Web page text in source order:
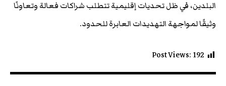
البلدين، في ظل تحديات إقليمية تتطلب شراكات فعالة وتعاونًا
وثيقًا لمواجهة التهديدات العابرة للحدود.
Post Views: 192